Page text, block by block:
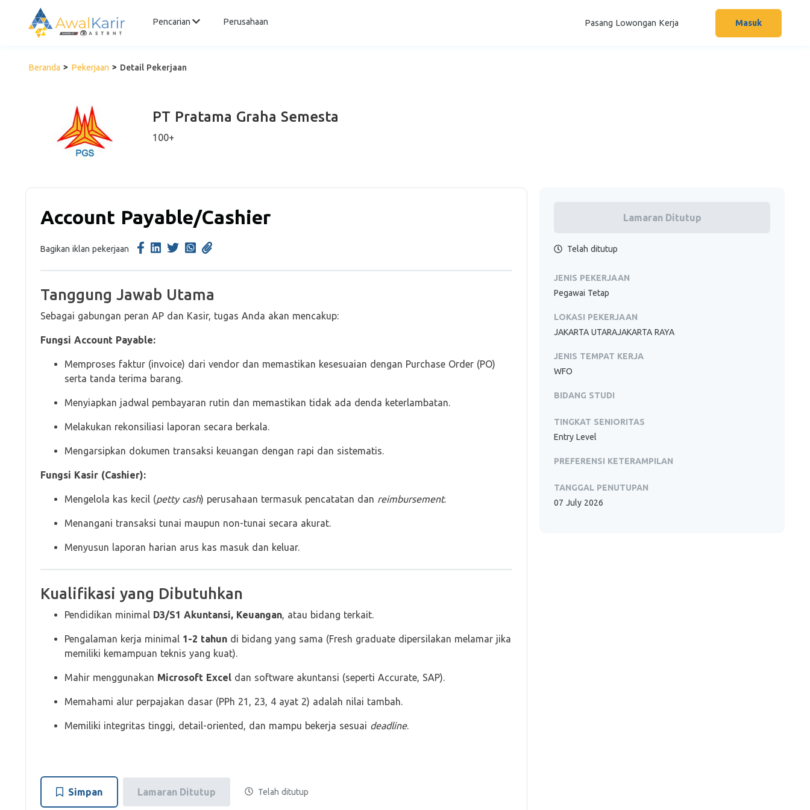
Pencarian Perusahaan Pasang Lowongan Kerja Masuk
Beranda Pekerjaan Detail Pekerjaan
PT Pratama Graha Semesta
100+
Account Payable/Cashier
Bagikan iklan pekerjaan
Tanggung Jawab Utama
Sebagai gabungan peran AP dan Kasir, tugas Anda akan mencakup:
Fungsi Account Payable:
Memproses faktur (invoice) dari vendor dan memastikan kesesuaian dengan Purchase Order (PO)
serta tanda terima barang.
Menyiapkan jadwal pembayaran rutin dan memastikan tidak ada denda keterlambatan.
Melakukan rekonsiliasi laporan secara berkala.
Mengarsipkan dokumen transaksi keuangan dengan rapi dan sistematis.
Fungsi Kasir (Cashier):
Mengelola kas kecil (petty cash) perusahaan termasuk pencatatan dan reimbursement.
Menangani transaksi tunai maupun non-tunai secara akurat.
Menyusun laporan harian arus kas masuk dan keluar.
Kualifikasi yang Dibutuhkan
Pendidikan minimal D3/S1 Akuntansi, Keuangan, atau bidang terkait.
Pengalaman kerja minimal 1-2 tahun di bidang yang sama (Fresh graduate dipersilakan melamar jika
memiliki kemampuan teknis yang kuat).
Mahir menggunakan Microsoft Excel dan software akuntansi (seperti Accurate, SAP).
Memahami alur perpajakan dasar (PPh 21, 23, 4 ayat 2) adalah nilai tambah.
Memiliki integritas tinggi, detail-oriented, dan mampu bekerja sesuai deadline.
Simpan Lamaran Ditutup Telah ditutup
Lamaran Ditutup
Telah ditutup
JENIS PEKERJAAN
Pegawai Tetap
LOKASI PEKERJAAN
JAKARTA UTARAJAKARTA RAYA
JENIS TEMPAT KERJA
WFO
BIDANG STUDI
TINGKAT SENIORITAS
Entry Level
PREFERENSI KETERAMPILAN
TANGGAL PENUTUPAN
07 July 2026